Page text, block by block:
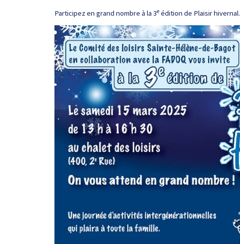
Participez en grand nombre à la 3eédition de Plaisir hivernal.